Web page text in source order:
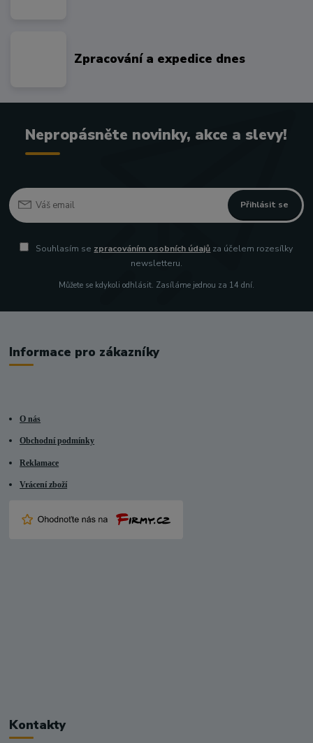
Zpracování a expedice dnes
Nepropásněte novinky, akce a slevy!
Přihlásit se
Souhlasím se zpracováním osobních údajů za účelem rozesílky
newsletteru.
Můžete se kdykoli odhlásit. Zasíláme jednou za 14 dní.
Informace pro zákazníky
O nás
Obchodní podmínky
Reklamace
Vrácení zboží
Kontakty